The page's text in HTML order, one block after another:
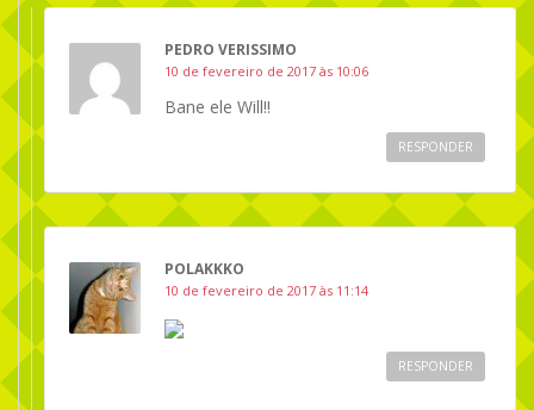
PEDRO VERISSIMO
10 de fevereiro de 2017 às 10:06
Bane ele Will!!
RESPONDER
POLAKKKO
10 de fevereiro de 2017 às 11:14
RESPONDER